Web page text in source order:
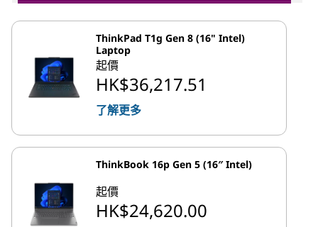
ThinkPad T1g Gen 8 (16" Intel)
Laptop
起價
HK$36,217.51
了解更多
ThinkBook 16p Gen 5 (16″ Intel)
起價
HK$24,620.00